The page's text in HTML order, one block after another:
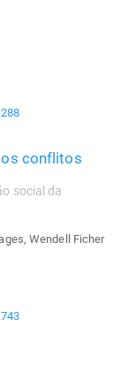
conflitos
social da
Wendell Ficher